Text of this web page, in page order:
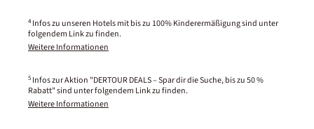
4 Infos zu unseren Hotels mit bis zu 100% Kinderermäßigung sind unter
folgendem Link zu finden.
Weitere Informationen
5 Infos zur Aktion "DERTOUR DEALS – Spar dir die Suche, bis zu 50 %
Rabatt" sind unter folgendem Link zu finden.
Weitere Informationen